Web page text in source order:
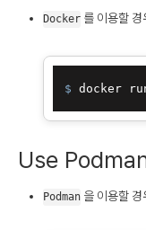
Docker 를 이용할
$ docker
Use
Podman 을 이용할